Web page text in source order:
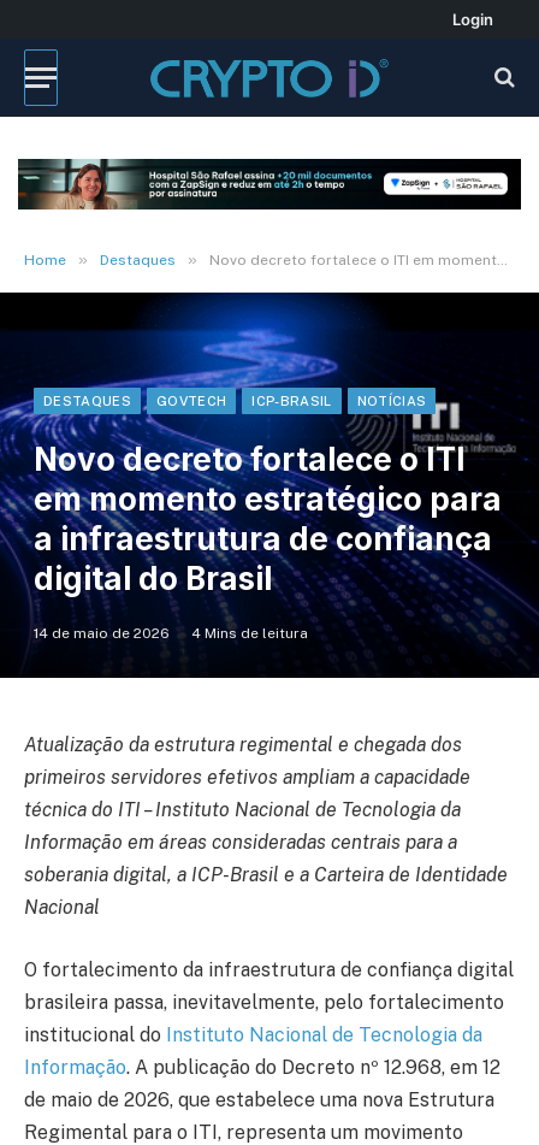
Login
Home » Destaques » Novo decreto fortalece o ITI em momento estratégico para a infraestrutura de confiança digital do Brasil
DESTAQUES GOVTECH ICP-BRASIL NOTÍCIAS
Novo decreto fortalece o ITI
em momento estratégico para
a infraestrutura de confiança
digital do Brasil
14 de maio de 2026 4 Mins de leitura
Atualização da estrutura regimental e chegada dos
primeiros servidores efetivos ampliam a capacidade
técnica do ITI – Instituto Nacional de Tecnologia da
Informação em áreas consideradas centrais para a
soberania digital, a ICP-Brasil e a Carteira de Identidade
Nacional
O fortalecimento da infraestrutura de confiança digital
brasileira passa, inevitavelmente, pelo fortalecimento
institucional do Instituto Nacional de Tecnologia da
Informação. A publicação do Decreto nº 12.968, em 12
de maio de 2026, que estabelece uma nova Estrutura
Regimental para o ITI, representa um movimento